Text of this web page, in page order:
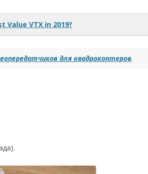
Value VTX in 2019?
для квадрокоптеров.